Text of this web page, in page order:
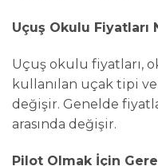
Uçuş Okulu Fiyatları
Uçuş okulu fiyatları,
kullanılan uçak tipi
değişir. Genelde
arasında değişir.
Pilot Olmak İçin